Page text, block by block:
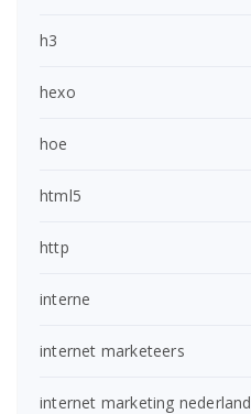
h3
hexo
hoe
html5
http
interne
internet marketeers
internet marketing nederland